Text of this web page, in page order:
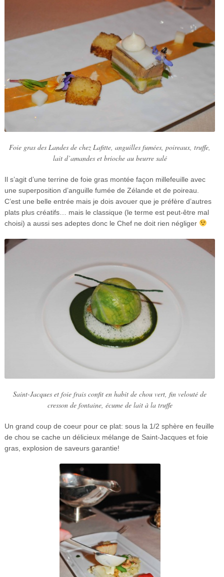
Foie gras des Landes de chez Lafitte, anguilles fumées, poireaux, truffe,
lait d’amandes et brioche au beurre salé
Il s’agit d’une terrine de foie gras montée façon millefeuille avec
une superposition d’anguille fumée de Zélande et de poireau.
C’est une belle entrée mais je dois avouer que je préfère d’autres
plats plus créatifs… mais le classique (le terme est peut-être mal
choisi) a aussi ses adeptes donc le Chef ne doit rien négliger
Saint-Jacques et foie frais confit en habit de chou vert, fin velouté de
cresson de fontaine, écume de lait à la truffe
Un grand coup de coeur pour ce plat: sous la 1/2 sphère en feuille
de chou se cache un délicieux mélange de Saint-Jacques et foie
gras, explosion de saveurs garantie!